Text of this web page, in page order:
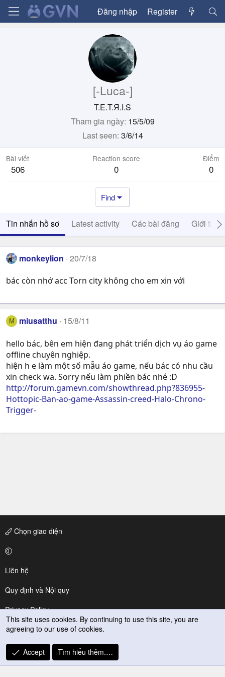
Đăng nhập Register
[-Luca-]
T.E.T.Я.I.S
Tham gia ngày 15/5/09
Last seen 3/6/14
Bài viết
506
Reaction score
0
Điểm
0
Find
Tin nhắn hồ sơ Latest activity Các bài đăng Giới thiệu
monkeylion 20/7/18
bác còn nhớ acc Torn city không cho em xin với
M miusatthu 15/8/11
hello bác, bên em hiện đang phát triển dịch vụ áo game
offline chuyên nghiệp.
hiện h e làm một số mẫu áo game, nếu bác có nhu cầu
xin check wa. Sorry nếu làm phiền bác nhé :D
http://forum.gamevn.com/showthread.php?836955-
Hottopic-Ban-ao-game-Assassin-creed-Halo-Chrono-
Trigger-
Chọn giao diện
Liên hệ
Quy định và Nội quy
Privacy Policy
Trợ giúp
R
S
This site uses cookies. By continuing to use this site, you are
agreeing to our use of cookies.
Accept Tìm hiểu thêm.…